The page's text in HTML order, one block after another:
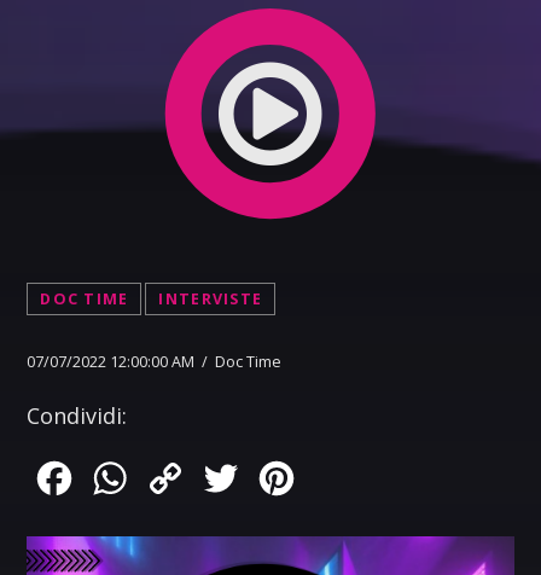
DOC TIME INTERVISTE
07/07/2022 12:00:00 AM / Doc Time
Condividi:
FacebookWhatsApp
Copy
Twitter